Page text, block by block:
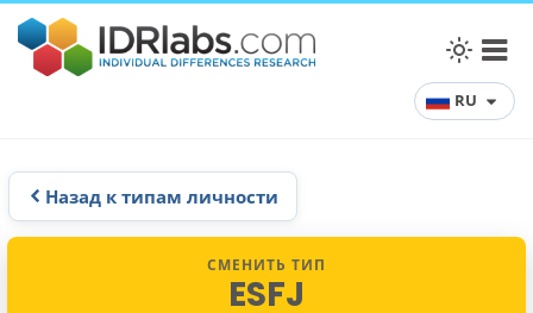
RU
Назад к типам личности
СМЕНИТЬ ТИП
ESFJ